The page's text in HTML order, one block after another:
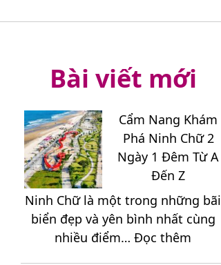
Bài viết mới
Cẩm Nang Khám
Phá Ninh Chữ 2
Ngày 1 Đêm Từ A
Đến Z
Ninh Chữ là một trong những bãi
biển đẹp và yên bình nhất cùng
nhiều điểm… Đọc thêm